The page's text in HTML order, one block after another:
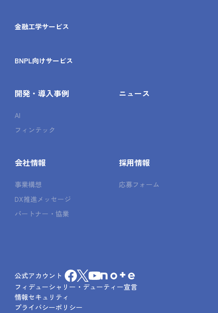
金融工学サービス
BNPL向けサービス
開発・導入事例
AI
フィンテック
ニュース
会社情報
事業構想
DX推進メッセージ
パートナー・協業
採用情報
応募フォーム
公式アカウント
フィデューシャリー・デューティー宣言
情報セキュリティ
プライバシーポリシー